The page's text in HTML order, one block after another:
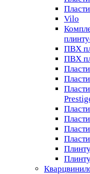
Vilo
ПВХ
ПВХ